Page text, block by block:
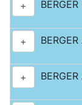
+
+
+